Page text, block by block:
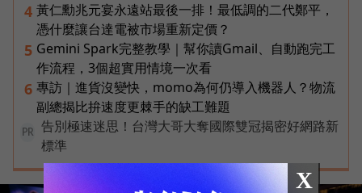
4 黃仁勳兆元宴永遠站最後一排！最低調的二代鄭平，
憑什麼讓台達電被市場重新定價？
5 Gemini Spark完整教學｜幫你讀Gmail、自動跑完工
作流程，3個超實用情境一次看
6 專訪｜進貨沒變快，momo為何仍導入機器人？物流
副總揭比拚速度更棘手的缺工難題
PR
告別極速迷思！台灣大哥大奪國際雙冠揭密好網路新
標準
X